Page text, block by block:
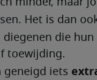
minder, maar
Het is dan
diegenen die
toewijding.
geneigd iets